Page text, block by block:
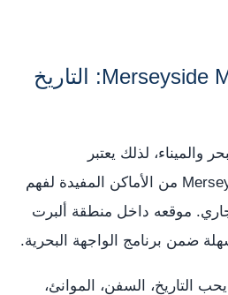
Merseyside Maritime Museum: التاريخ
والميناء، لذلك يعتبر
Merseyside Maritime Museum من الأماكن المفيدة لفهم
موقعه داخل منطقة ألبرت
ضمن برنامج الواجهة البحرية.
التاريخ، السفن، الموانئ،